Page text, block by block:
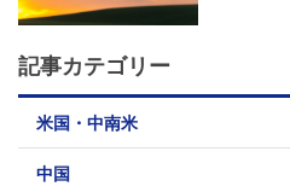
記事カテゴリー
米国・中南米
中国